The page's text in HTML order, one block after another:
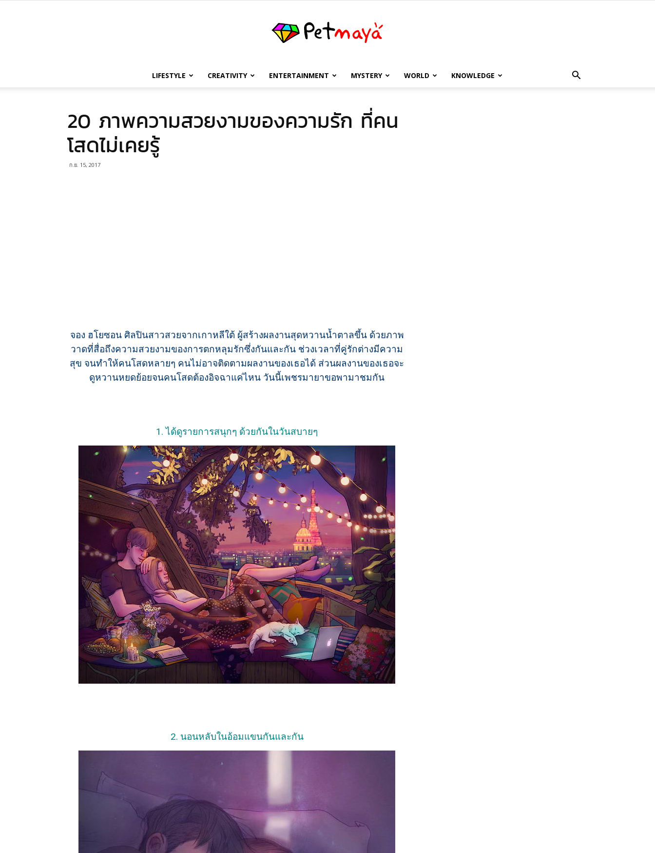
เพชร
LIFESTYLE CREATIVITY ENTERTAINMENT MYSTERY WORLD KNOWLEDGE
20 ภาพความสวยงามของความรัก ที่คน
โสดไม่เคยรู้
ก.ย. 15, 2017
จอง ฮโยซอน ศิลปินสาวสวยจากเกาหลีใต้ ผู้สร้างผลงานสุดหวานน้ำตาลขึ้น ด้วยภาพ
วาดที่สื่อถึงความสวยงามของการตกหลุมรักซึ่งกันและกัน ช่วงเวลาที่คู่รักต่างมีความ
สุข จนทำให้คนโสดหลายๆ คนไม่อาจติดตามผลงานของเธอได้ ส่วนผลงานของเธอจะ
ดูหวานหยดย้อยจนคนโสดต้องอิจฉาแค่ไหน วันนี้เพชรมายาขอพามาชมกัน
1. ได้ดูรายการสนุกๆ ด้วยกันในวันสบายๆ
2. นอนหลับในอ้อมแขนกันและกัน